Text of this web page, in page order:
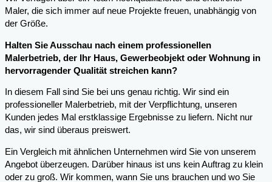
Maler, die sich immer auf neue Projekte freuen, unabhängig von
der Größe.
Halten Sie Ausschau nach einem professionellen
Malerbetrieb, der Ihr Haus, Gewerbeobjekt oder Wohnung in
hervorragender Qualität streichen kann?
In diesem Fall sind Sie bei uns genau richtig. Wir sind ein
professioneller Malerbetrieb, mit der Verpflichtung, unseren
Kunden jedes Mal erstklassige Ergebnisse zu liefern. Nicht nur
das, wir sind überaus preiswert.
Ein Vergleich mit ähnlichen Unternehmen wird Sie von unserem
Angebot überzeugen. Darüber hinaus ist uns kein Auftrag zu klein
oder zu groß. Wir kommen, wann Sie uns brauchen und wo Sie